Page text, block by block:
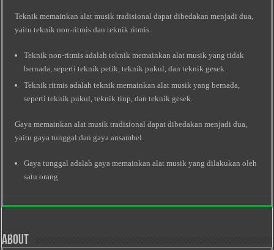
Teknik memainkan alat musik tradisional dapat dibedakan menjadi dua,
yaitu teknik non-ritmis dan teknik ritmis.
Teknik non-ritmis adalah teknik memainkan alat musik yang tidak
bernada, seperti teknik petik, teknik pukul, dan teknik gesek.
Teknik ritmis adalah teknik memainkan alat musik yang bernada,
seperti teknik pukul, teknik tiup, dan teknik gesek.
Gaya memainkan alat musik tradisional dapat dibedakan menjadi dua,
yaitu gaya tunggal dan gaya ansambel.
Gaya tunggal adalah gaya memainkan alat musik yang dilakukan oleh
satu orang
About